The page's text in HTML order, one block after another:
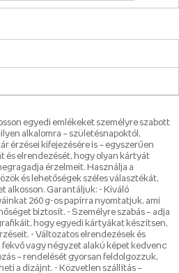
egyedi emlékeket személyre szabott
alkalomra – születésnapoktól,
érzései kifejezésére is – egyszerűen
és elrendezését, hogy olyan kártyát
érzelmeit. Használja a
és lehetőségek széles választékát,
alkosson. Garantáljuk: - Kiváló
260 g-os papírra nyomtatjuk, ami
biztosít. - Személyre szabás – adja
hogy egyedi kártyákat készítsen,
- Változatos elrendezések és
vagy négyzet alakú képet kedvenc
– rendelését gyorsan feldolgozzuk,
a dizájnt. - Közvetlen szállítás –